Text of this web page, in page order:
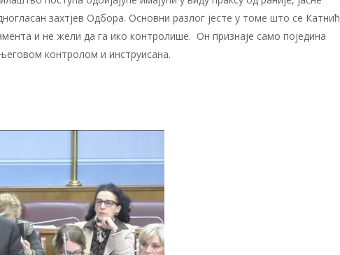
захтјев Одбора. Основни разлог јесте у томе што се Катнић
и не жели да га ико контролише. Он признаје само поједина
контролом и инструисана.